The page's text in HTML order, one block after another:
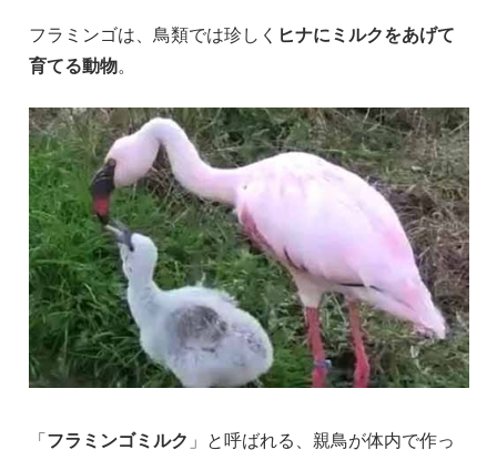
フラミンゴは、鳥類では珍しく ヒナにミルクをあげて
育てる動物。
「フラミンゴミルク 」と呼ばれる、親鳥が体内で作っ